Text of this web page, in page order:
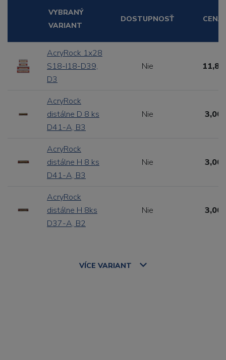
VYBRANÝ
VARIANT
DOSTUPNOSŤ CENA
AcryRock 1x28
S18-I18-D39,
D3
Nie
AcryRock
distálne D 8 ks
D41-A, B3
Nie 3,00
AcryRock
distálne H 8 ks
D41-A, B3
Nie 3,00
AcryRock
distálne H 8ks
D37-A, B2
Nie 3,00
VÍCE VARIANT